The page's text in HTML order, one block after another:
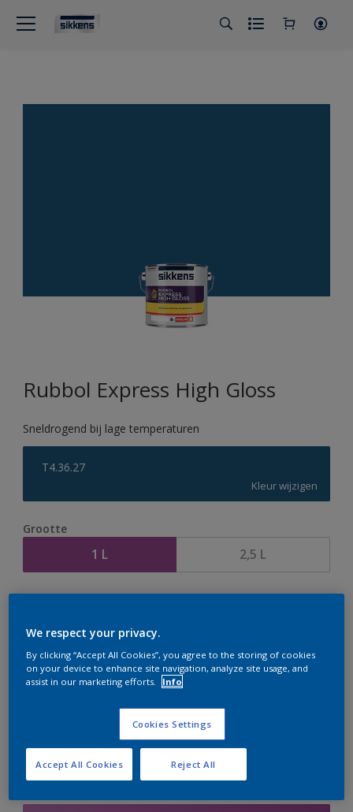
Rubbol Express High Gloss
Sneldrogend bij lage temperaturen
T4.36.27
Kleur wijzigen
Grootte
1 L 2,5 L
Op dit moment is het niet mogelijk dit product online
er hard aan om de voorraad aan te vullen.
We respect your privacy.
By clicking “Accept All Cookies”, you agree to the storing of cookies
on your device to enhance site navigation, analyze site usage, and
assist in our marketing efforts.
Info
Cookies Settings
Reject All
Accept All Cookies